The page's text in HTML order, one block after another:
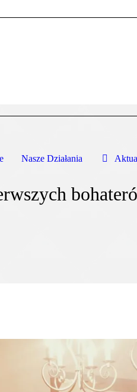
Nasze Działania